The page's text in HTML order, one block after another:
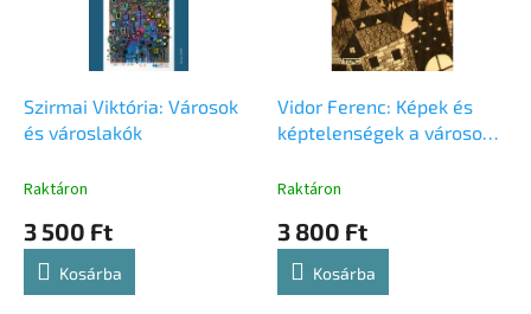
Szirmai Viktória: Városok
és városlakók
Raktáron
3 500 Ft
Kosárba
Vidor Ferenc: Képek és
képtelenségek a városok
Raktáron
3 800 Ft
Kosárba